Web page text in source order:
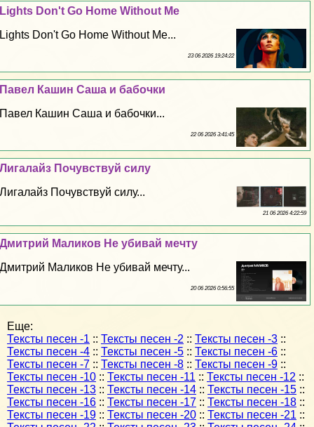
Lights Don't Go Home Without Me
Lights Don't Go Home Without Me...
23 06 2026 19:24:22
Павел Кашин Саша и бабочки
Павел Кашин Саша и бабочки...
22 06 2026 3:41:45
Лигалайз Почувствуй силу
Лигалайз Почувствуй силу...
21 06 2026 4:22:59
Дмитрий Маликов Не убивай мечту
Дмитрий Маликов Не убивай мечту...
20 06 2026 0:56:55
Еще:
Тексты песен -1 :: Тексты песен -2 :: Тексты песен -3 ::
Тексты песен -4 :: Тексты песен -5 :: Тексты песен -6 ::
Тексты песен -7 :: Тексты песен -8 :: Тексты песен -9 ::
Тексты песен -10 :: Тексты песен -11 :: Тексты песен -12 ::
Тексты песен -13 :: Тексты песен -14 :: Тексты песен -15 ::
Тексты песен -16 :: Тексты песен -17 :: Тексты песен -18 ::
Тексты песен -19 :: Тексты песен -20 :: Тексты песен -21 ::